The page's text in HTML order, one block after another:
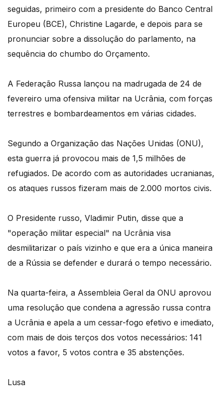
seguidas, primeiro com a presidente do Banco Central
Europeu (BCE), Christine Lagarde, e depois para se
pronunciar sobre a dissolução do parlamento, na
sequência do chumbo do Orçamento.
A Federação Russa lançou na madrugada de 24 de
fevereiro uma ofensiva militar na Ucrânia, com forças
terrestres e bombardeamentos em várias cidades.
Segundo a Organização das Nações Unidas (ONU),
esta guerra já provocou mais de 1,5 milhões de
refugiados. De acordo com as autoridades ucranianas,
os ataques russos fizeram mais de 2.000 mortos civis.
O Presidente russo, Vladimir Putin, disse que a
"operação militar especial" na Ucrânia visa
desmilitarizar o país vizinho e que era a única maneira
de a Rússia se defender e durará o tempo necessário.
Na quarta-feira, a Assembleia Geral da ONU aprovou
uma resolução que condena a agressão russa contra
a Ucrânia e apela a um cessar-fogo efetivo e imediato,
com mais de dois terços dos votos necessários: 141
votos a favor, 5 votos contra e 35 abstenções.
Lusa